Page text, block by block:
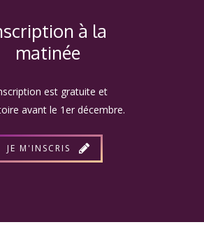
à la
matinée
est gratuite et
avant le 1er décembre.
JE M'INSCRIS